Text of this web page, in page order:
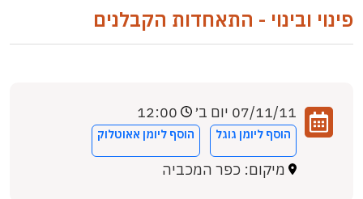
פינוי ובינוי - התאחדות הקבלנים
07/11/11 יום ב׳
הוסף ליומן גוגל הוסף ליומן אאוטלוק
מיקום: כפר המכביה